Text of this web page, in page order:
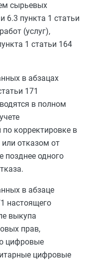
сырьевых
и 6.3 пункта 1 статьи
(услуг),
1 статьи 164
в абзацах
171
в полном
корректировке в
или отказом от
позднее одного
в абзаце
настоящего
выкупа
прав,
цифровые
цифровые